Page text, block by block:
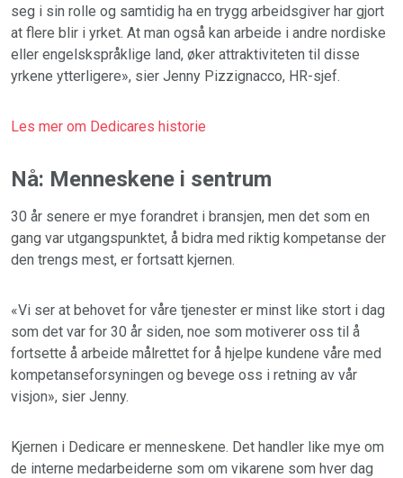
seg i sin rolle og samtidig ha en trygg arbeidsgiver har gjort
at flere blir i yrket. At man også kan arbeide i andre nordiske
eller engelskspråklige land, øker attraktiviteten til disse
yrkene ytterligere», sier Jenny Pizzignacco, HR-sjef.
Les mer om Dedicares historie
Nå: Menneskene i sentrum
30 år senere er mye forandret i bransjen, men det som en
gang var utgangspunktet, å bidra med riktig kompetanse der
den trengs mest, er fortsatt kjernen.
«Vi ser at behovet for våre tjenester er minst like stort i dag
som det var for 30 år siden, noe som motiverer oss til å
fortsette å arbeide målrettet for å hjelpe kundene våre med
kompetanseforsyningen og bevege oss i retning av vår
visjon», sier Jenny.
Kjernen i Dedicare er menneskene. Det handler like mye om
de interne medarbeiderne som om vikarene som hver dag